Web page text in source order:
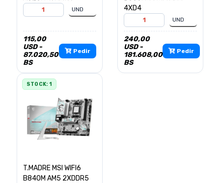
115,00
USD -
87.020,50
BS
Pedir
4XD4
240,00
USD -
181.608,00
BS
Pedir
STOCK: 1
T.MADRE MSI WIFI6
B840M AM5 2XDDR5